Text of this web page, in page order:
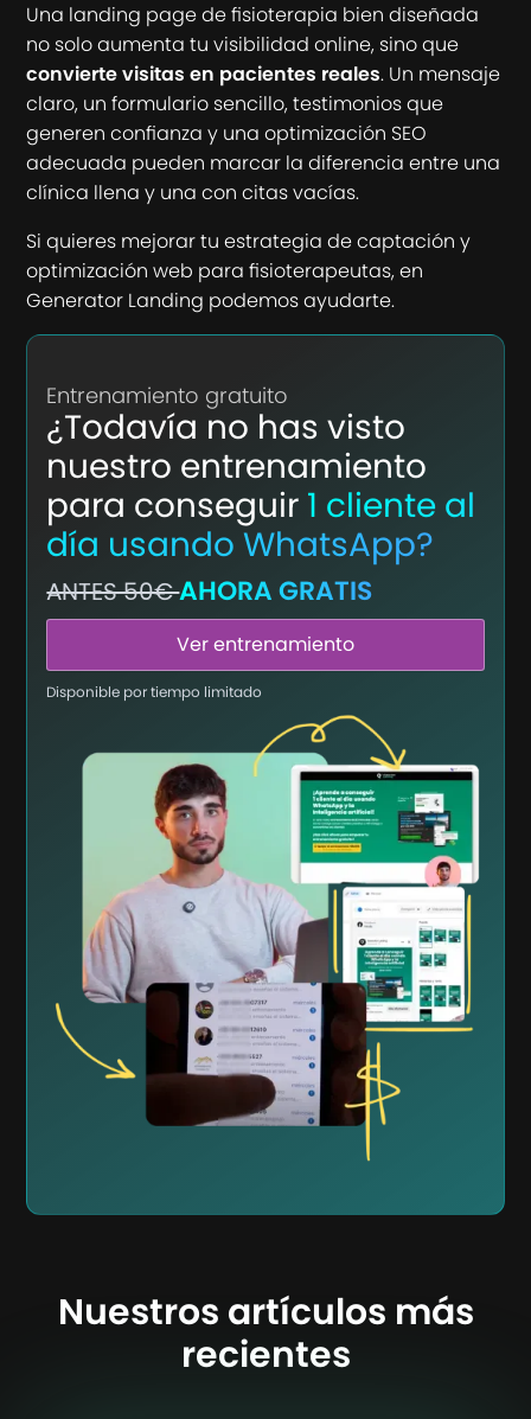
Una landing page de fisioterapia bien diseñada
no solo aumenta tu visibilidad online, sino que
convierte visitas en pacientes reales. Un mensaje
claro, un formulario sencillo, testimonios que
generen confianza y una optimización SEO
adecuada pueden marcar la diferencia entre una
clínica llena y una con citas vacías.
Si quieres mejorar tu estrategia de captación y
optimización web para fisioterapeutas, en
Generator Landing podemos ayudarte.
Entrenamiento gratuito
¿Todavía no has visto
nuestro entrenamiento
para conseguir 1 cliente al
día usando WhatsApp?
ANTES 50€AHORA GRATIS
Ver entrenamiento
Disponible por tiempo limitado
Nuestros artículos más
recientes